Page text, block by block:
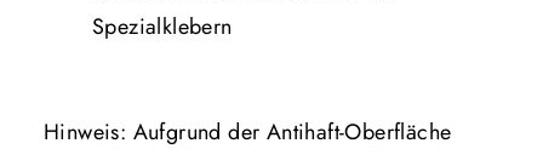
Spezialklebern
Hinweis: Aufgrund der Antihaft-Oberfläche